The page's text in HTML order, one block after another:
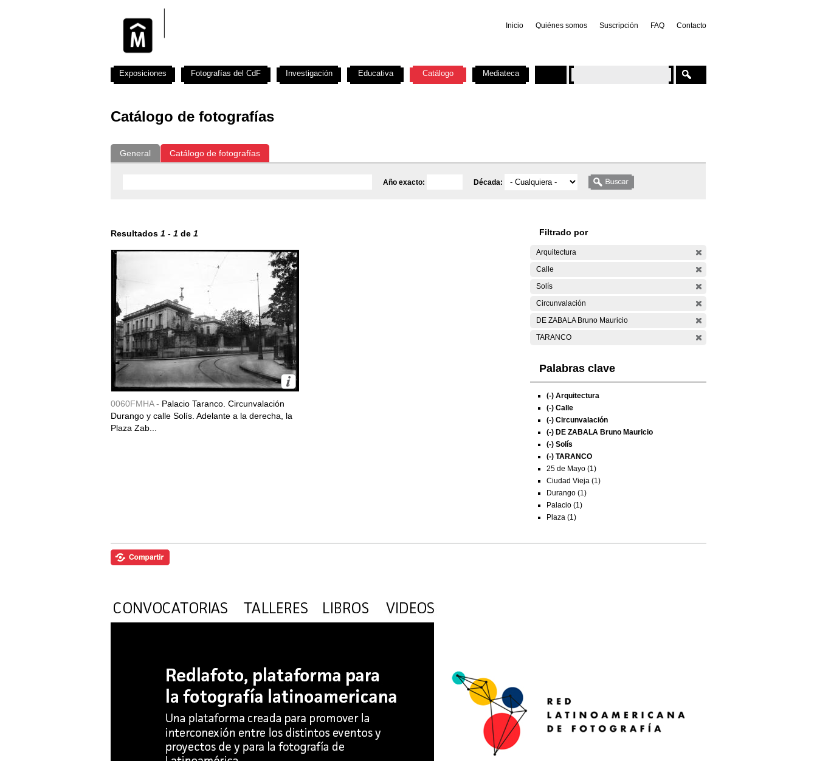
Inicio Quiénes somos Suscripción FAQ Contacto
Catálogo de fotografías
General Catálogo de fotografías
Año exacto: Década:
Resultados 1 - 1 de 1
0060FMHA - Palacio Taranco. Circunvalación
Durango y calle Solís. Adelante a la derecha, la
Plaza Zab...
Filtrado por
Arquitectura
Calle
Solís
Circunvalación
DE ZABALA Bruno Mauricio
TARANCO
Palabras clave
(-) Arquitectura
(-) Calle
(-) Circunvalación
(-) DE ZABALA Bruno Mauricio
(-) Solís
(-) TARANCO
25 de Mayo (1)
Ciudad Vieja (1)
Durango (1)
Palacio (1)
Plaza (1)
Exposiciones Fotografías del CdF Investigación Educativa Catálogo Mediateca